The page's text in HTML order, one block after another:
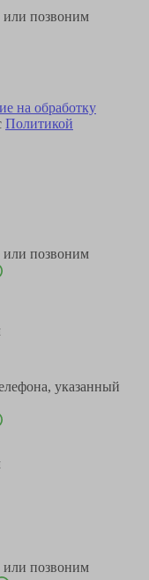
или позвоним
на обработку
Политикой
или позвоним
указанный
или позвоним